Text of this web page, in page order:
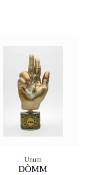
Unum
DÒMM